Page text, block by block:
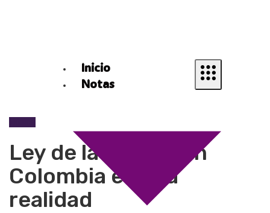
Inicio
Notas
Ley de la Música en
Colombia es una
realidad